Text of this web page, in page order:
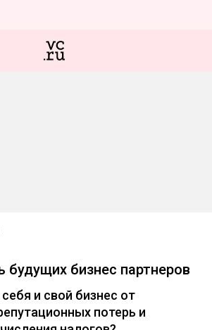
будущих бизнес партнеров
и свой бизнес от
потерь и